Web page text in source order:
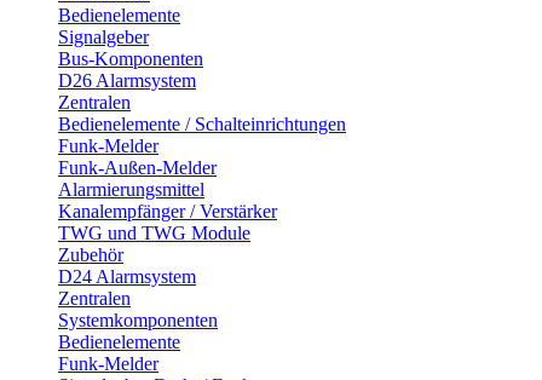
Bedienelemente
Signalgeber
Bus-Komponenten
D26 Alarmsystem
Zentralen
Bedienelemente / Schalteinrichtungen
Funk-Melder
Funk-Außen-Melder
Alarmierungsmittel
Kanalempfänger / Verstärker
TWG und TWG Module
Zubehör
D24 Alarmsystem
Zentralen
Systemkomponenten
Bedienelemente
Funk-Melder